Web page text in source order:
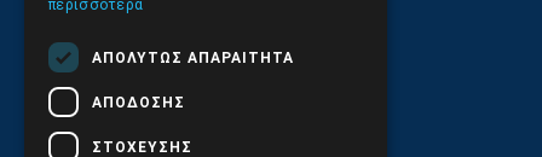
Αποστολές και Πληρωμές
Επιστροφές και Ακυρώσεις
περισσότερα
ΑΠΟΛΎΤΩΣ ΑΠΑΡΑΊΤΗΤΑ
ΑΠΌΔΟΣΗΣ
ΣΤΌΧΕΥΣΗΣ